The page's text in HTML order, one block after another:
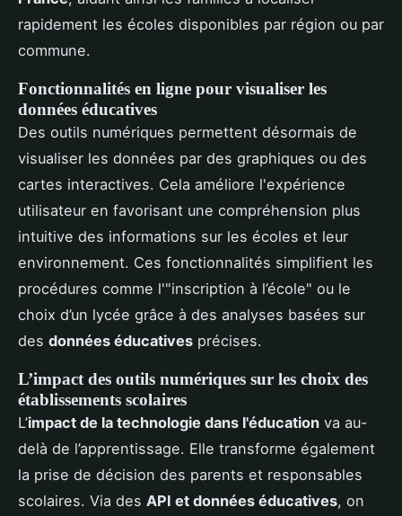
rapidement les écoles disponibles par région ou par
commune.
Fonctionnalités en ligne pour visualiser les
données éducatives
Des outils numériques permettent désormais de
visualiser les données par des graphiques ou des
cartes interactives. Cela améliore l'expérience
utilisateur en favorisant une compréhension plus
intuitive des informations sur les écoles et leur
environnement. Ces fonctionnalités simplifient les
procédures comme l'"inscription à l’école" ou le
choix d’un lycée grâce à des analyses basées sur
des données éducatives précises.
L’impact des outils numériques sur les choix des
établissements scolaires
L’impact de la technologie dans l'éducation va au-
delà de l’apprentissage. Elle transforme également
la prise de décision des parents et responsables
scolaires. Via des API et données éducatives, on